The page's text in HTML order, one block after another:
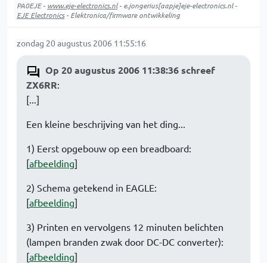
PA0EJE - www.eje-electronics.nl- e.jongerius[aapje]eje-electronics.nl -
EJE Electronics- Elektronica/firmware ontwikkeling
zondag 20 augustus 2006 11:55:16
Op 20 augustus 2006 11:38:36 schreef
ZX6RR:
[...]
Een kleine beschrijving van het ding...
1) Eerst opgebouw op een breadboard:
[afbeelding]
2) Schema getekend in EAGLE:
[afbeelding]
3) Printen en vervolgens 12 minuten belichten
(lampen branden zwak door DC-DC converter):
[afbeelding]